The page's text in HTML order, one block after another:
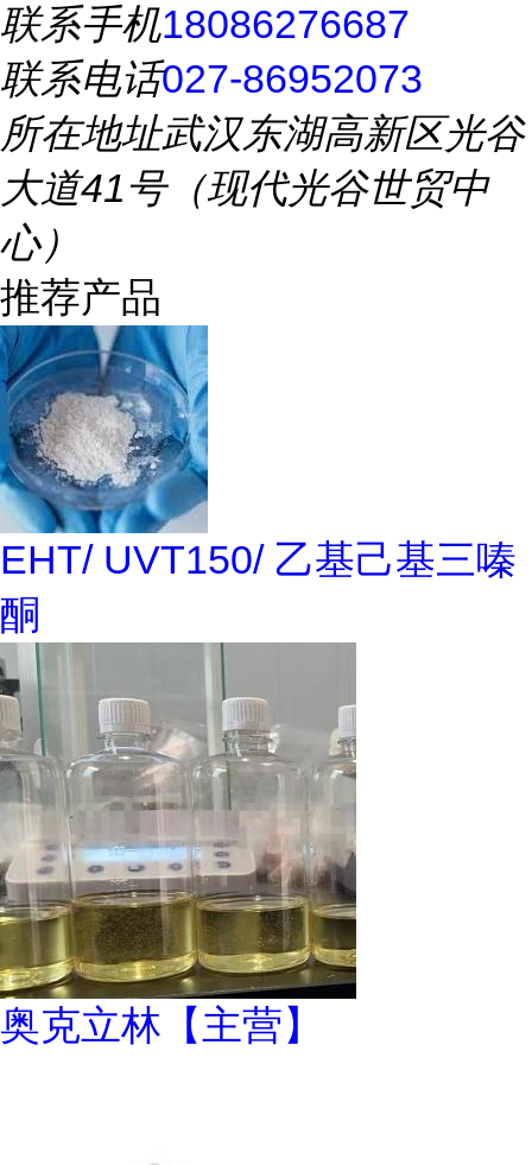
联系手机18086276687
联系电话027-86952073
所在地址武汉东湖高新区光谷
大道41号（现代光谷世贸中
心）
推荐产品
EHT/ UVT150/ 乙基己基三嗪
酮
奥克立林【主营】